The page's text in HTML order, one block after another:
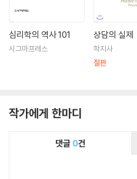
심리학의 역사 101
시그마프레스
상담의 실제
학지사
절판
작가에게 한마디
댓글 0건